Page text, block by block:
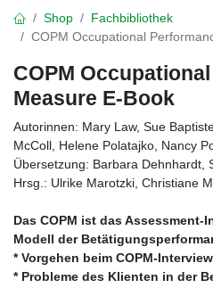
Shop
Fachbibliothek
COPM Occupational
COPM
Measure E-Book
Autorinnen: Mary Law, Sue
McColl, Helene Polatajko, Nancy
Übersetzung: Barbara Dehnhardt,
Hrsg.: Ulrike Marotzki, Christiane
Das COPM ist das
Modell der
* Vorgehen beim COPM-Interview
* Probleme des Klienten in der